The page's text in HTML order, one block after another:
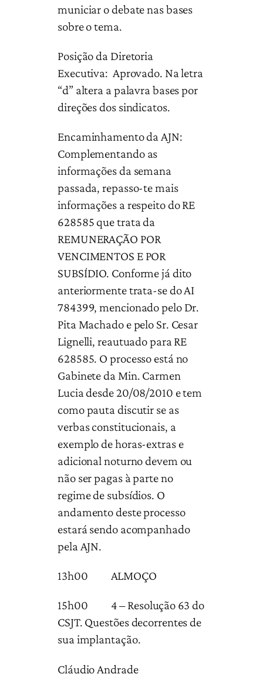
municiar o debate nas bases
sobre o tema.
Posição da Diretoria
Executiva: Aprovado. Na letra
“d” altera a palavra bases por
direções dos sindicatos.
Encaminhamento da AJN:
Complementando as
informações da semana
passada, repasso-te mais
informações a respeito do RE
628585 que trata da
REMUNERAÇÃO POR
VENCIMENTOS E POR
SUBSÍDIO. Conforme já dito
anteriormente trata-se do AI
784399, mencionado pelo Dr.
Pita Machado e pelo Sr. Cesar
Lignelli, reautuado para RE
628585. O processo está no
Gabinete da Min. Carmen
Lucia desde 20/08/2010 e tem
como pauta discutir se as
verbas constitucionais, a
exemplo de horas-extras e
adicional noturno devem ou
não ser pagas à parte no
regime de subsídios. O
andamento deste processo
estará sendo acompanhado
pela AJN.
13h00 ALMOÇO
15h00 4 – Resolução 63 do
CSJT. Questões decorrentes de
sua implantação.
Cláudio Andrade